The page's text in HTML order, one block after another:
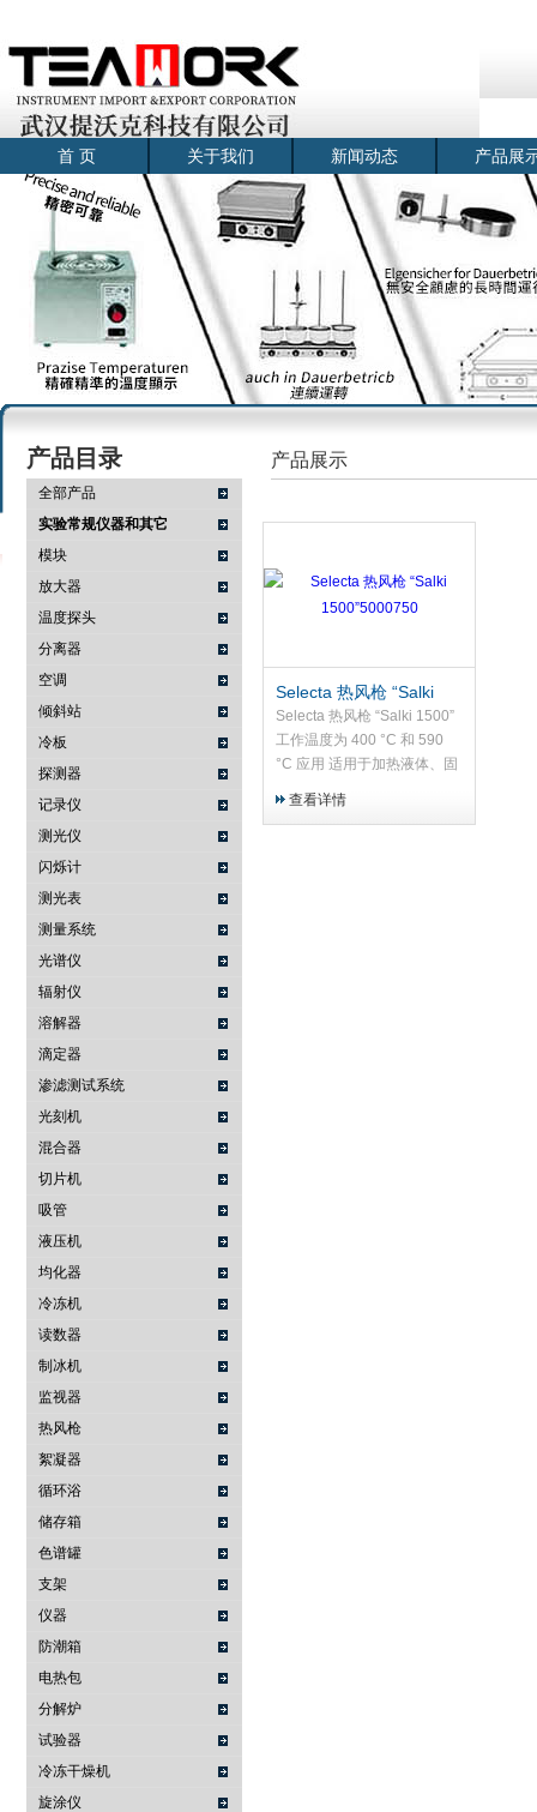
武汉提沃克科技有限公司
首 页 关于我们 新闻动态 产品展
产品目录
全部产品
实验常规仪器和其它
模块
放大器
温度探头
分离器
空调
倾斜站
冷板
探测器
记录仪
测光仪
闪烁计
测光表
测量系统
光谱仪
辐射仪
溶解器
滴定器
渗滤测试系统
光刻机
混合器
切片机
吸管
液压机
均化器
冷冻机
读数器
制冰机
监视器
热风枪
絮凝器
循环浴
储存箱
色谱罐
支架
仪器
防潮箱
电热包
分解炉
试验器
冷冻干燥机
旋涂仪
产品展示
Selecta 热风枪 “Salki
1500”5000750
Selecta 热风枪 “Salki 1500”
工作温度为 400 °C 和 590
°C 应用 适用于加热液体、固
查看详情